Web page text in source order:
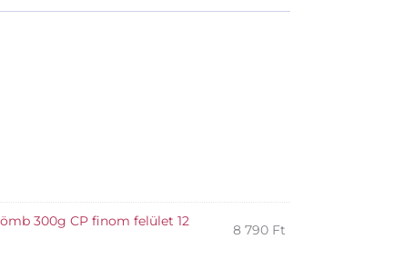
300g CP finom felület 12
8 790 Ft